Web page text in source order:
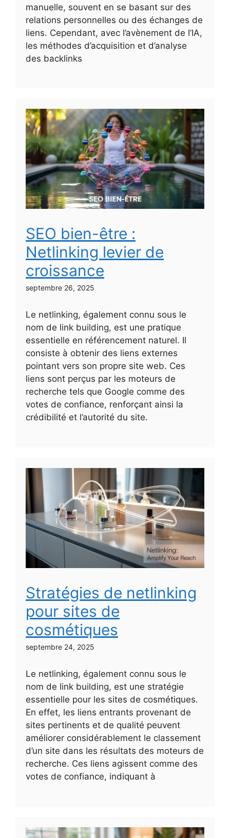
manuelle, souvent en se basant sur des
relations personnelles ou des échanges de
liens. Cependant, avec l’avènement de l’IA,
les méthodes d’acquisition et d’analyse
des backlinks
SEO bien-être :
Netlinking levier de
croissance
septembre 26, 2025
Le netlinking, également connu sous le
nom de link building, est une pratique
essentielle en référencement naturel. Il
consiste à obtenir des liens externes
pointant vers son propre site web. Ces
liens sont perçus par les moteurs de
recherche tels que Google comme des
votes de confiance, renforçant ainsi la
crédibilité et l’autorité du site.
Stratégies de netlinking
pour sites de
cosmétiques
septembre 24, 2025
Le netlinking, également connu sous le
nom de link building, est une stratégie
essentielle pour les sites de cosmétiques.
En effet, les liens entrants provenant de
sites pertinents et de qualité peuvent
améliorer considérablement le classement
d’un site dans les résultats des moteurs de
recherche. Ces liens agissent comme des
votes de confiance, indiquant à